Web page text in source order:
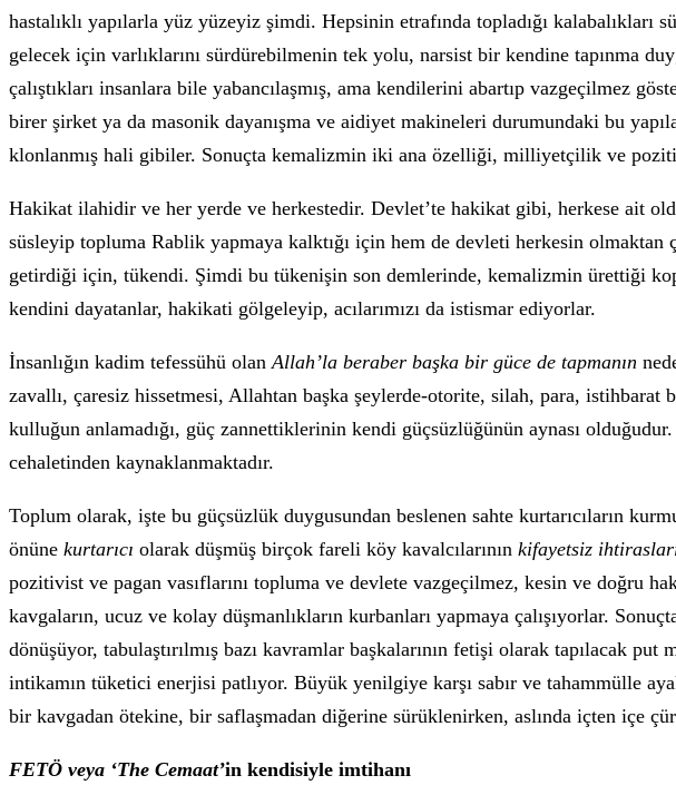
hastalıklı yapılarla yüz yüzeyiz şimdi. Hepsinin etrafında topladığı
gelecek için varlıklarını sürdürebilmenin tek yolu, narsist bir kendine tapınma
çalıştıkları insanlara bile yabancılaşmış, ama kendilerini abartıp vazgeçilmez
birer şirket ya da masonik dayanışma ve aidiyet makineleri durumundaki bu
klonlanmış hali gibiler. Sonuçta kemalizmin iki ana özelliği, milliyetçilik ve
Hakikat ilahidir ve her yerde ve herkestedir. Devlet’te hakikat gibi, herkese ait
süsleyip topluma Rablik yapmaya kalktığı için hem de devleti herkesin olmaktan
getirdiği için, tükendi. Şimdi bu tükenişin son demlerinde, kemalizmin ürettiği
kendini dayatanlar, hakikati gölgeleyip, acılarımızı da istismar ediyorlar.
İnsanlığın kadim tefessühü olan Allah’la beraber başka bir güce de tapmanın
zavallı, çaresiz hissetmesi, Allahtan başka şeylerde-otorite, silah, para,
kulluğun anlamadığı, güç zannettiklerinin kendi güçsüzlüğünün aynası
cehaletinden kaynaklanmaktadır.
Toplum olarak, işte bu güçsüzlük duygusundan beslenen sahte kurtarıcıların
önüne kurtarıcı olarak düşmüş birçok fareli köy kavalcılarının kifayetsiz
pozitivist ve pagan vasıflarını topluma ve devlete vazgeçilmez, kesin ve doğru
kavgaların, ucuz ve kolay düşmanlıkların kurbanları yapmaya çalışıyorlar.
dönüşüyor, tabulaştırılmış bazı kavramlar başkalarının fetişi olarak tapılacak
intikamın tüketici enerjisi patlıyor. Büyük yenilgiye karşı sabır ve tahammülle
bir kavgadan ötekine, bir saflaşmadan diğerine sürüklenirken, aslında içten içe
FETÖ veya ‘The Cemaat’in kendisiyle imtihanı